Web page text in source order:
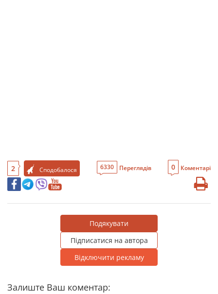
2 Сподобалося 6330 Переглядів 0 Коментарі
Подякувати
Підписатися на автора
Відключити рекламу
Залиште Ваш коментар: